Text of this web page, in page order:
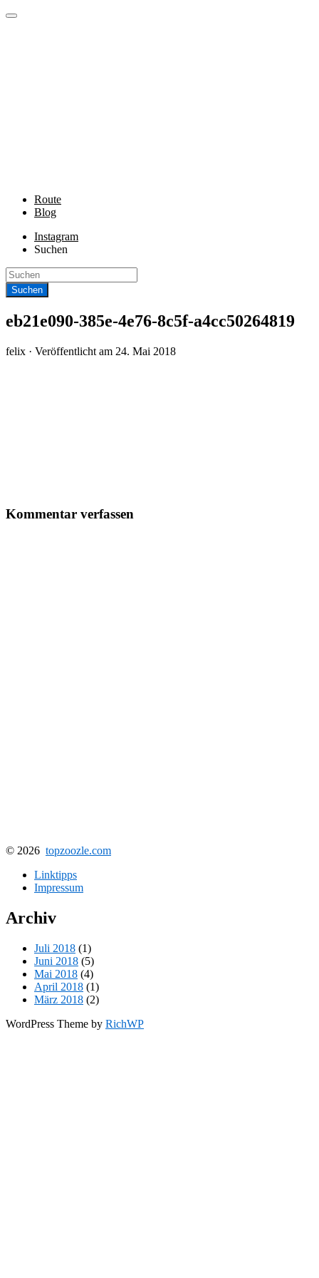
Route
Blog
Instagram
Suchen
eb21e090-385e-4e76-8c5f-a4cc50264819
felix · Veröffentlicht am 24. Mai 2018
Kommentar verfassen
© 2026 topzoozle.com
Linktipps
Impressum
Archiv
Juli 2018 (1)
Juni 2018 (5)
Mai 2018 (4)
April 2018 (1)
März 2018 (2)
WordPress Theme by RichWP